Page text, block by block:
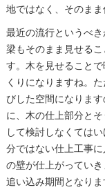
地ではなく、そのまま
最近の流行というべ
梁もそのまま見せる
す。木を見せること
くりになりますね。
びした空間になりま
に、木の仕上部分と
して検討しなくては
分ではない仕上工事
の壁が仕上がってい
追い込み期間となり